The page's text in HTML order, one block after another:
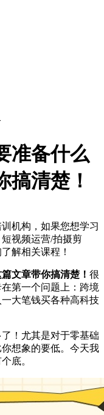
准备什么
搞清楚！
机构，如果您想学习
视频运营/拍摄剪
解相关课程！
文章带你搞清楚！ 很
第一个问题上：跨境
大笔钱买各种高科技
！尤其是对于零基础
想象的要低。今天我
底。